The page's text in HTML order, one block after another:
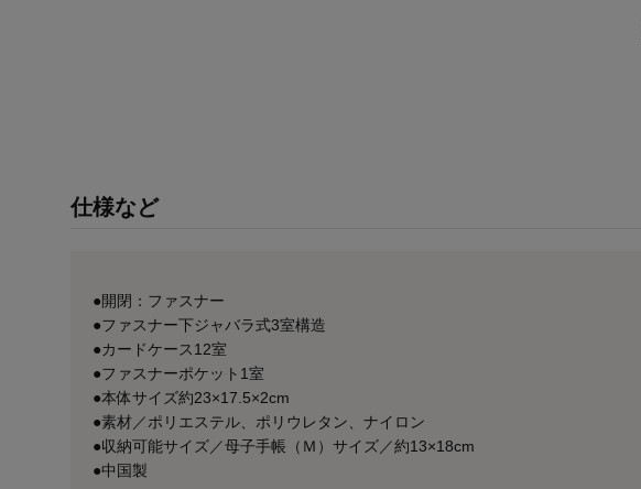
仕様など
●開閉：ファスナー
●ファスナー下ジャバラ式3室構造
●カードケース12室
●ファスナーポケット1室
●本体サイズ約23×17.5×2cm
●素材／ポリエステル、ポリウレタン、ナイロン
●収納可能サイズ／母子手帳（Ｍ）サイズ／約13×18cm
●中国製